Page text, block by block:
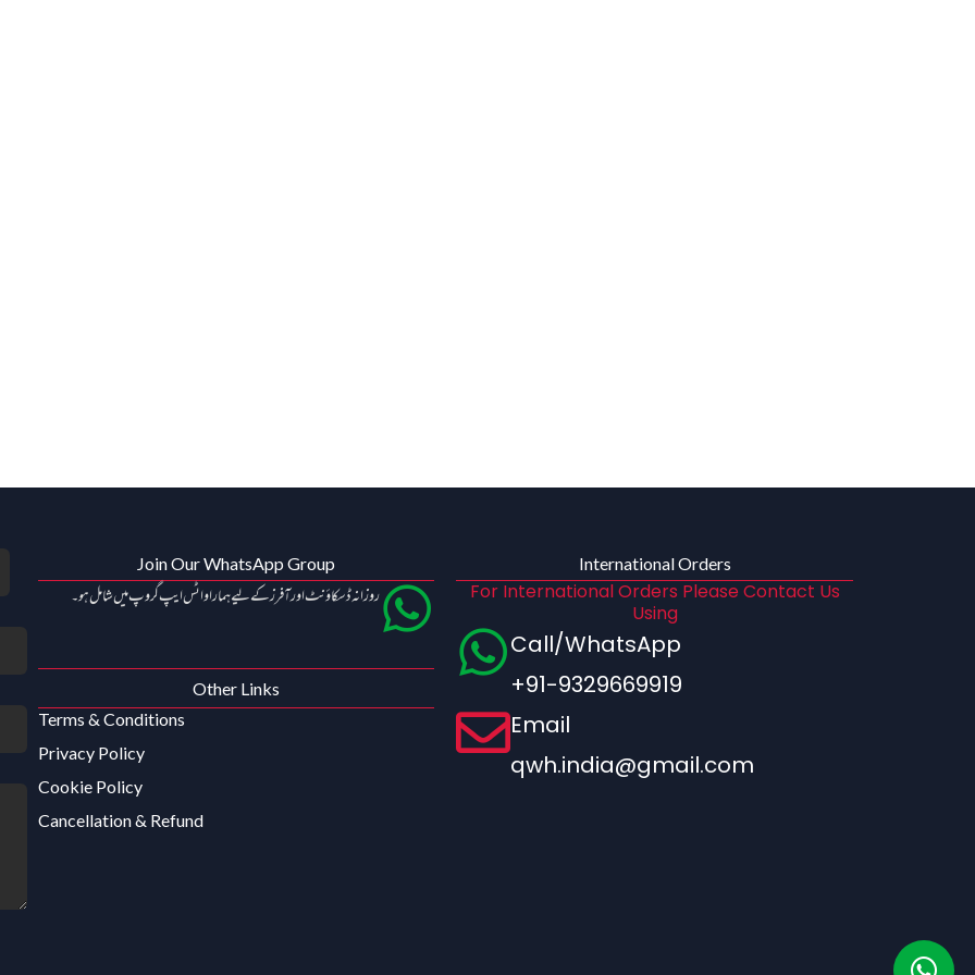
Join Our WhatsApp Group
روزانہ ڈسکاؤنٹ اور آفرز کے لیے ہمارا واٹس ایپ گروپ میں شامل ہو۔
Other Links
Terms & Conditions
Privacy Policy
Cookie Policy
Cancellation & Refund
International Orders
For International Orders Please Contact Us
Using
Call/WhatsApp
+91-9329669919
Email
qwh.india@gmail.com